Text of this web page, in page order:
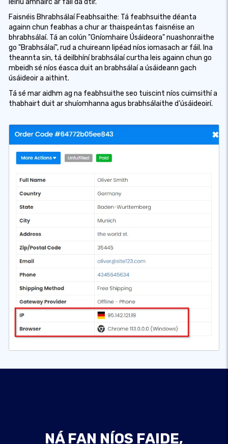
léiriú amhairc ar fáil dá dtír.
Faisnéis Bhrabhsálaí Feabhsaithe: Tá feabhsuithe déanta
againn chun feabhas a chur ar thaispeántas faisnéise an
bhrabhsálaí. Tá an colún "Gníomhaire Úsáideora" nuashonraithe
go "Brabhsálaí", rud a chuireann lipéad níos iomasach ar fáil. Ina
theannta sin, tá deilbhíní brabhsálaí curtha leis againn chun go
mbeidh sé níos éasca duit an brabhsálaí a úsáideann gach
úsáideoir a aithint.
Tá sé mar aidhm ag na feabhsuithe seo tuiscint níos cuimsithí a
thabhairt duit ar shuíomhanna agus brabhsálaithe d’úsáideoirí.
NÁ FAN NÍOS FAIDE,